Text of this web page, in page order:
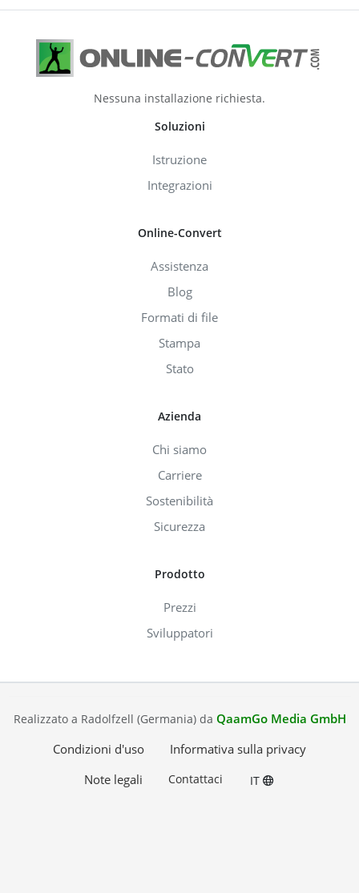
Nessuna installazione richiesta.
Soluzioni
Istruzione
Integrazioni
Online-Convert
Assistenza
Blog
Formati di file
Stampa
Stato
Azienda
Chi siamo
Carriere
Sostenibilità
Sicurezza
Prodotto
Prezzi
Sviluppatori
Realizzato a Radolfzell (Germania) da QaamGo Media GmbH
Condizioni d'uso
Informativa sulla privacy
Note legali
Contattaci IT